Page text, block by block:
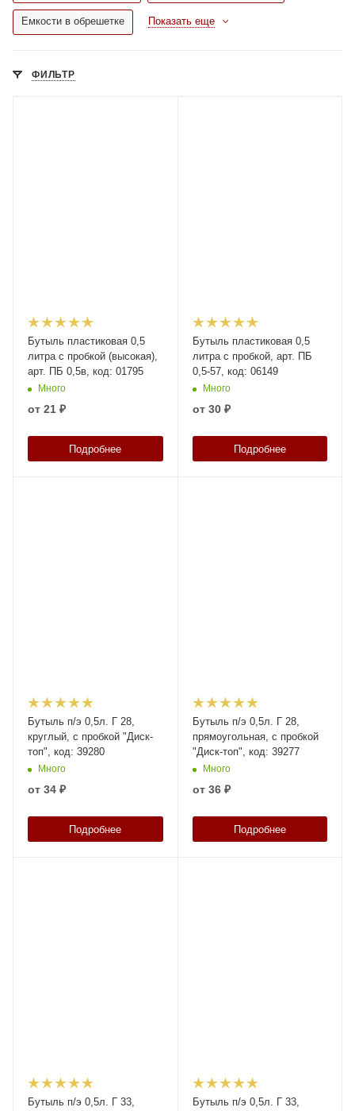
Емкости в обрешетке Показать еще
ФИЛЬТР
Бутыль пластиковая 0,5
литра с пробкой (высокая),
арт. ПБ 0,5в, код: 01795
Много
от 21 ₽
Подробнее
Бутыль пластиковая 0,5
литра с пробкой, арт. ПБ
0,5-57, код: 06149
Много
от 30 ₽
Подробнее
Бутыль п/э 0,5л. Г 28,
круглый, с пробкой "Диск-
топ", код: 39280
Много
от 34 ₽
Подробнее
Бутыль п/э 0,5л. Г 28,
прямоугольная, с пробкой
"Диск-топ", код: 39277
Много
от 36 ₽
Подробнее
Бутыль п/э 0,5л. Г 33, Бутыль п/э 0,5л. Г 33,